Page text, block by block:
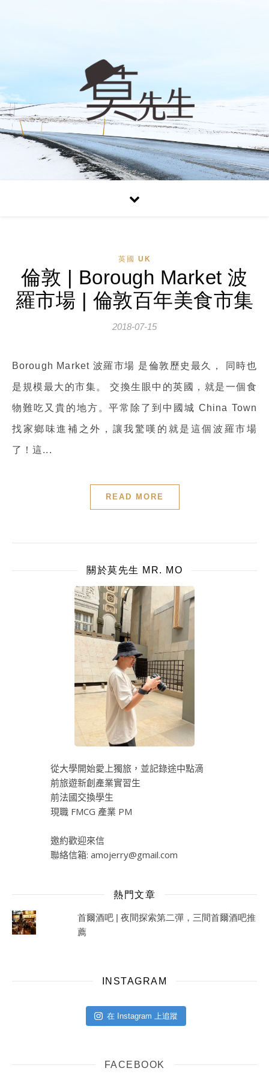
英國 UK
倫敦 | Borough Market 波
羅市場 | 倫敦百年美食市集
2018-07-15
Borough Market 波羅市場 是倫敦歷史最久， 同時也
是規模最大的市集。 交換生眼中的英國，就是一個食
物難吃又貴的地方。平常除了到中國城 China Town
找家鄉味進補之外，讓我驚嘆的就是這個波羅市場
了！這...
READ MORE
關於莫先生 MR. MO
從大學開始愛上獨旅，並記錄途中點滴
前旅遊新創產業實習生
前法國交換學生
現職 FMCG 產業 PM
邀約歡迎來信
聯絡信箱: amojerry@gmail.com
熱門文章
首爾酒吧 | 夜間探索第二彈，三間首爾酒吧推
薦
INSTAGRAM
在 Instagram 上追蹤
FACEBOOK